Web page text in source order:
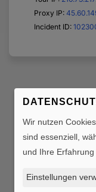
Wir nutzen
sind essenziell,
und Ihre Erfahrung
Einstellungen